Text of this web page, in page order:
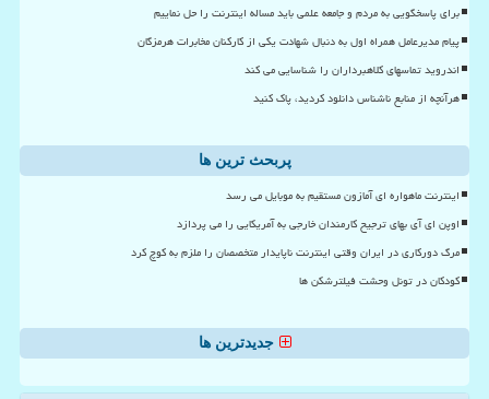
برای پاسخگویی به مردم و جامعه علمی باید مساله اینترنت را حل نماییم
پیام مدیرعامل همراه اول به دنبال شهادت یکی از کارکنان مخابرات هرمزگان
اندروید تماسهای کلاهبرداران را شناسایی می کند
هرآنچه از منابع ناشناس دانلود کردید، پاک کنید
پربحث ترین ها
اینترنت ماهواره ای آمازون مستقیم به موبایل می رسد
اوپن ای آی بهای ترجیح کارمندان خارجی به آمریکایی را می پردازد
مرگ دورکاری در ایران وقتی اینترنت ناپایدار متخصصان را ملزم به کوچ کرد
کودکان در تونل وحشت فیلترشکن ها
جدیدترین ها